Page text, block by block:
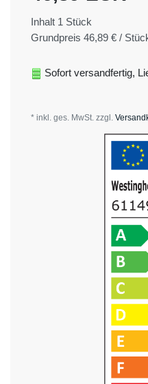
Inhalt 1 Stück
Grundpreis 46,89 € /
Sofort versandfertig,
* inkl. ges. MwSt. zzgl.